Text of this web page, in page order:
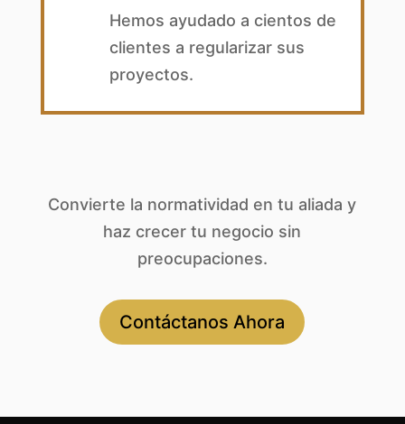
Hemos ayudado a cientos de
clientes a regularizar sus
proyectos.
Convierte la normatividad en tu aliada y
haz crecer tu negocio sin
preocupaciones.
Contáctanos Ahora